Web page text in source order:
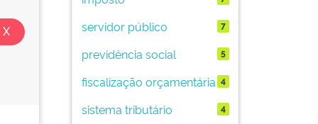
servidor público 7
previdência social 5
fiscalização orçamentária 4
sistema tributário 4